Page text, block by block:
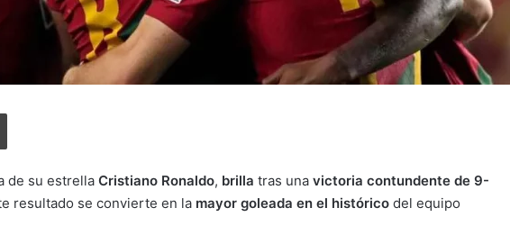
Imprimir
de su estrella Cristiano Ronaldo, brilla tras una victoria contundente de 9-
resultado se convierte en la mayor goleada en el histórico del equipo